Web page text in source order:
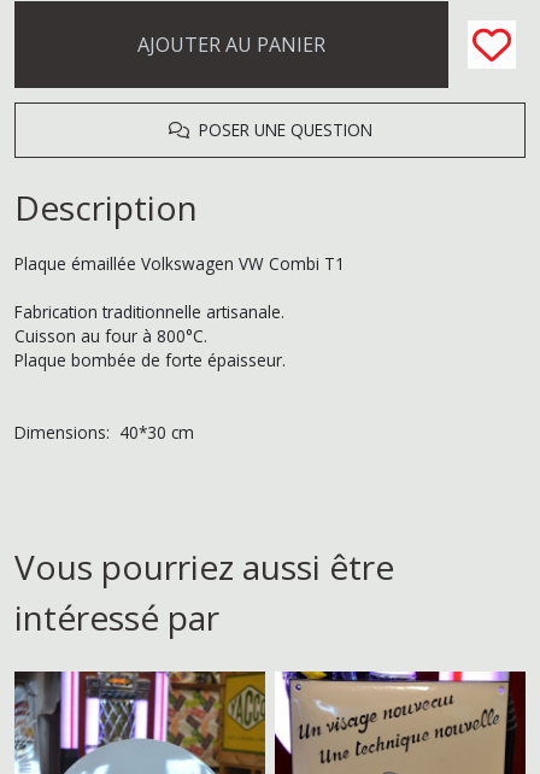
AJOUTER AU PANIER
POSER UNE QUESTION
Description
Plaque émaillée Volkswagen VW Combi T1
Fabrication traditionnelle artisanale.
Cuisson au four à 800°C.
Plaque bombée de forte épaisseur.
Dimensions: 40*30 cm
Vous pourriez aussi être
intéressé par